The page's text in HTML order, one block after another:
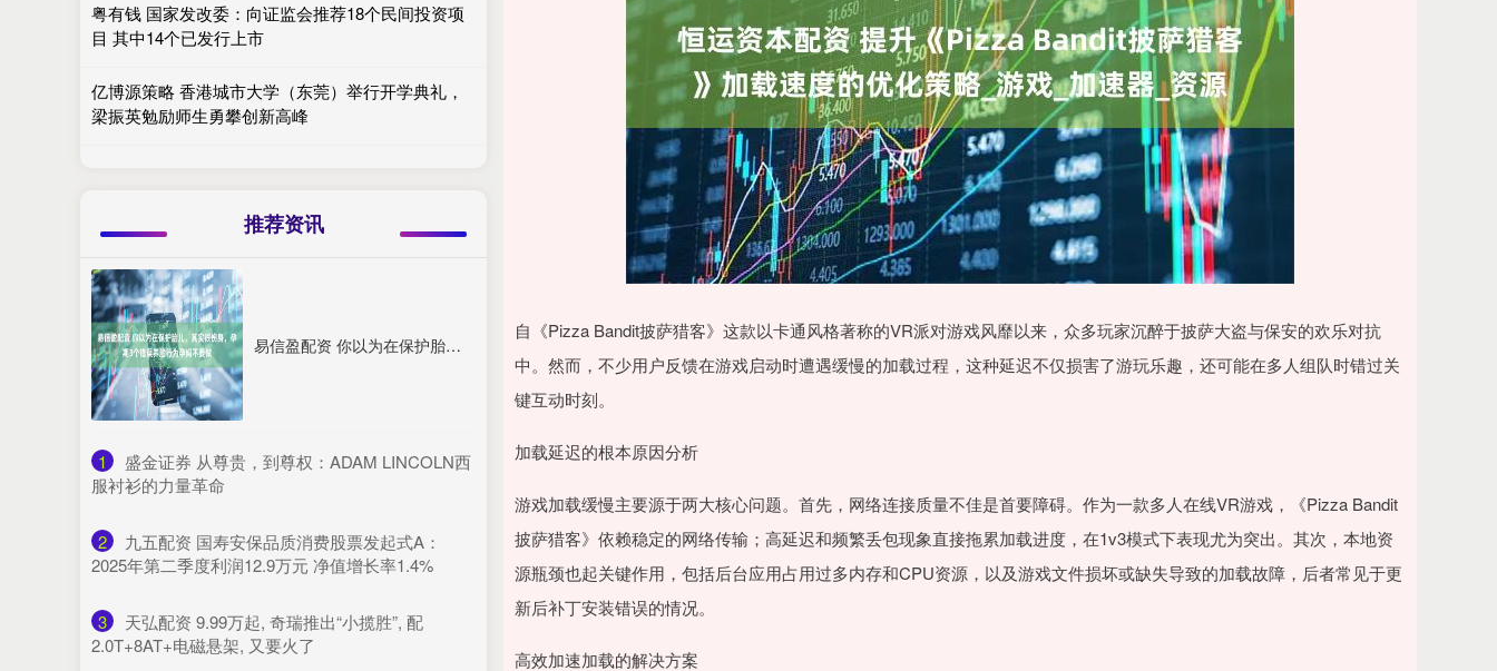
自《Pizza Bandit披萨猎客》这款以卡通风格著称的VR派对游戏风靡以来，众多玩家沉醉于披萨大盗与保安的欢乐对抗
中。然而，不少用户反馈在游戏启动时遭遇缓慢的加载过程，这种延迟不仅损害了游玩乐趣，还可能在多人组队时错过关
键互动时刻。
加载延迟的根本原因分析
游戏加载缓慢主要源于两大核心问题。首先，网络连接质量不佳是首要障碍。作为一款多人在线VR游戏，《Pizza Bandit
披萨猎客》依赖稳定的网络传输；高延迟和频繁丢包现象直接拖累加载进度，在1v3模式下表现尤为突出。其次，本地资
源瓶颈也起关键作用，包括后台应用占用过多内存和CPU资源，以及游戏文件损坏或缺失导致的加载故障，后者常见于更
新后补丁安装错误的情况。
高效加速加载的解决方案
粤有钱 国家发改委：向证监会推荐18个民间投资项
目 其中14个已发行上市
亿博源策略 香港城市大学（东莞）举行开学典礼，
梁振英勉励师生勇攀创新高峰
推荐资讯
易信盈配资 你以为在保护胎儿，其实很伤身，孕期3个错误养胎行为孕妈不要做
1
​盛金证券 从尊贵，到尊权：ADAM LINCOLN西
服衬衫的力量革命
2
​九五配资 国寿安保品质消费股票发起式A：
2025年第二季度利润12.9万元 净值增长率1.4%
3
​天弘配资 9.99万起, 奇瑞推出“小揽胜”, 配
2.0T+8AT+电磁悬架, 又要火了